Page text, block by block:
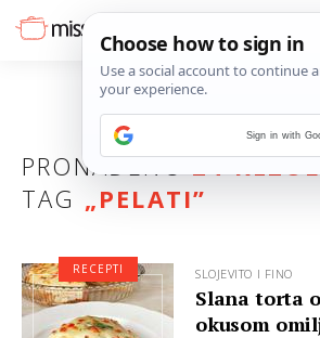
PRONAĐENO24
TAG „PELATI”
SLOJEVITO I FINO
Slana torta
okusom
RECEPTI
Sign in with